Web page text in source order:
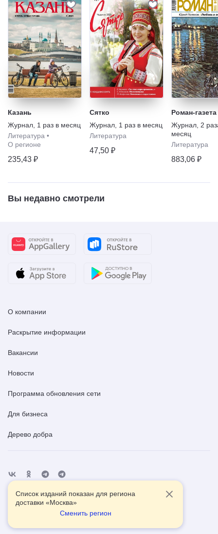
Казань
Журнал 1 раз в месяц
Литература •
О регионе
235,43 ₽
Сятко
Журнал 1 раз в месяц
Литература
47,50 ₽
Роман-газета
Журнал 2
месяц
Литература
883,06 ₽
Вы недавно смотрели
О компании
Раскрытие информации
Вакансии
Новости
Программа обновления сети
Для бизнеса
Дерево добра
Помощь Контакты
Список изданий показан для региона
доставки «Москва»
Сменить регион